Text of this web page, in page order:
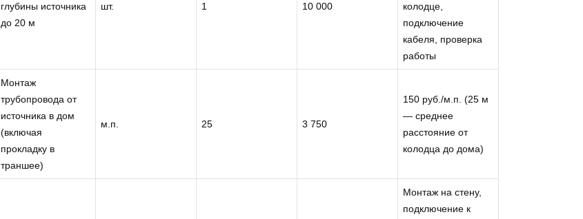
глубины источника
до 20 м
шт. 1 10 000
колодце,
подключение
кабеля, проверка
работы
Монтаж
трубопровода от
источника в дом
(включая
прокладку в
траншее)
м.п. 25 3 750
150 руб./м.п. (25 м
— среднее
расстояние от
колодца до дома)
Монтаж на стену,
подключение к